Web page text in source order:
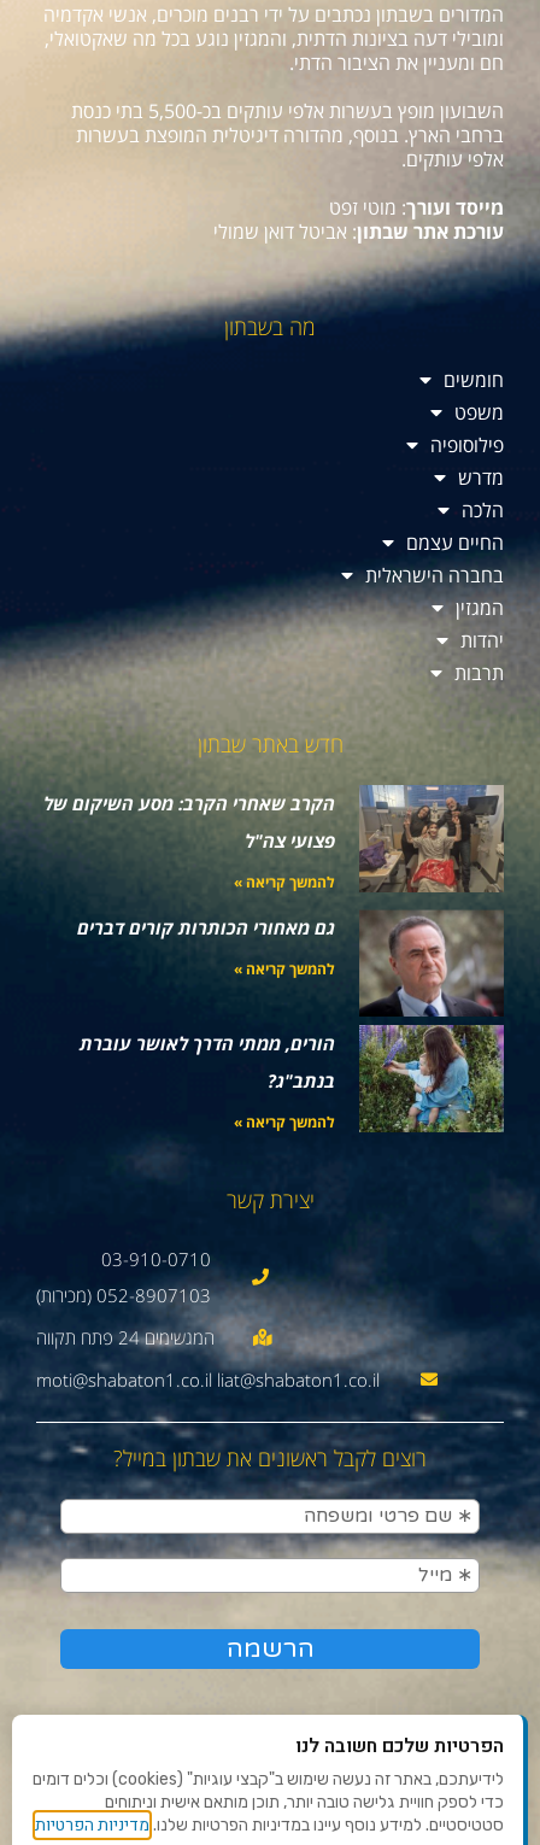
המדורים בשבתון נכתבים על ידי רבנים מוכרים, אנשי אקדמיה
ומובילי דעה בציונות הדתית, והמגזין נוגע בכל מה שאקטואלי,
חם ומעניין את הציבור הדתי.
השבועון מופץ בעשרות אלפי עותקים בכ-5,500 בתי כנסת
ברחבי הארץ. בנוסף, מהדורה דיגיטלית המופצת בעשרות
אלפי עותקים.
מייסד ועורך: מוטי זפט
עורכת אתר שבתון: אביטל דואן שמולי
מה בשבתון
חומשים
משפט
פילוסופיה
מדרש
הלכה
החיים עצמם
בחברה הישראלית
המגזין
יהדות
תרבות
חדש באתר שבתון
הקרב שאחרי הקרב: מסע השיקום של
פצועי צה"ל
להמשך קריאה »
גם מאחורי הכותרות קורים דברים
להמשך קריאה »
הורים, ממתי הדרך לאושר עוברת
בנתב"ג?
להמשך קריאה »
יצירת קשר
03-910-0710
052-8907103 (מכירות)
moti@shabaton1.co.il liat@shabaton1.co.il
רוצים לקבל ראשונים את שבתון במייל?
תנאי שימוש ומדיניות פרטיות
הפרטיות שלכם חשובה לנו
לידיעתכם, באתר זה נעשה שימוש ב"קבצי עוגיות" (cookies) וכלים דומים
כדי לספק חוויית גלישה טובה יותר, תוכן מותאם אישית וניתוחים
סטטיסטיים. למידע נוסף עיינו במדיניות הפרטיות שלנו. מדיניות הפרטיות